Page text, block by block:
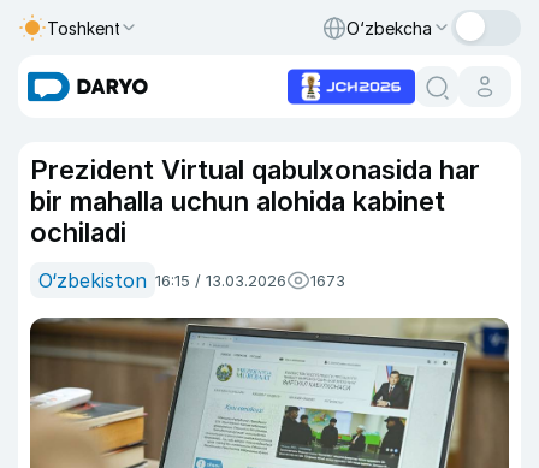
Toshkent O‘zbekcha
Prezident Virtual qabulxonasida har
bir mahalla uchun alohida kabinet
ochiladi
O‘zbekiston 16:15 / 13.03.2026 1673